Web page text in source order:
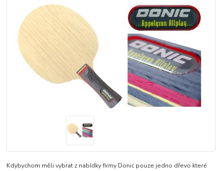
Kdybychom měli vybrat z nabídky firmy Donic pouze jedno dřevo které